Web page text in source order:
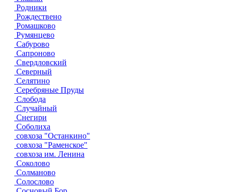
Родники
Рождествено
Ромашково
Румянцево
Сабурово
Сапроново
Свердловский
Северный
Селятино
Серебряные Пруды
Слобода
Случайный
Снегири
Соболиха
совхоза "Останкино"
совхоза "Раменское"
совхоза им. Ленина
Соколово
Солманово
Солослово